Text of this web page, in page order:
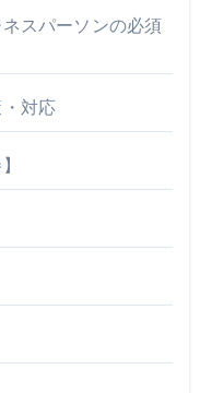
スパーソンの必須
対応